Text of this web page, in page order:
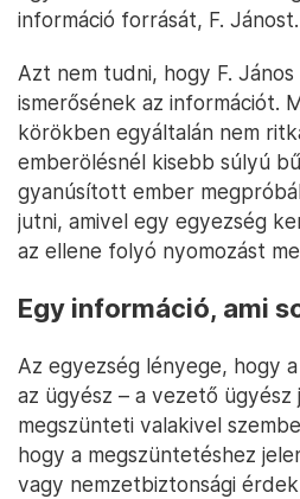
információ forrását, F. Jánost.
Azt nem tudni, hogy F.
ismerősének az információt.
körökben egyáltalán nem
emberölésnél kisebb súlyú
gyanúsított ember
jutni, amivel egy egyezség
az ellene folyó nyomozást
Egy információ, ami
Az egyezség lényege, hogy
az ügyész – a vezető ügyész
megszünteti valakivel
hogy a megszüntetéshez
vagy nemzetbiztonsági